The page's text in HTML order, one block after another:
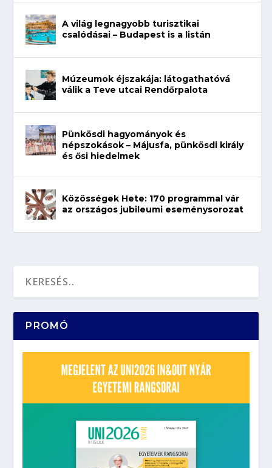
A világ legnagyobb turisztikai
csalódásai – Budapest is a listán
Múzeumok éjszakája: látogathatóvá
válik a Teve utcai Rendőrpalota
Pünkösdi hagyományok és
népszokások – Májusfa, pünkösdi király
és ősi hiedelmek
Közösségek Hete: 170 programmal vár
az országos jubileumi eseménysorozat
PROMÓ